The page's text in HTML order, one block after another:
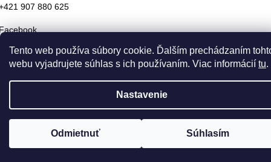
Tento web používa súbory cookie. Ďalším prechádzaním
webu vyjadrujete súhlas s ich používaním. Viac informácií tu.
Nastavenie
Odmietnuť Súhlasím
907 880 625